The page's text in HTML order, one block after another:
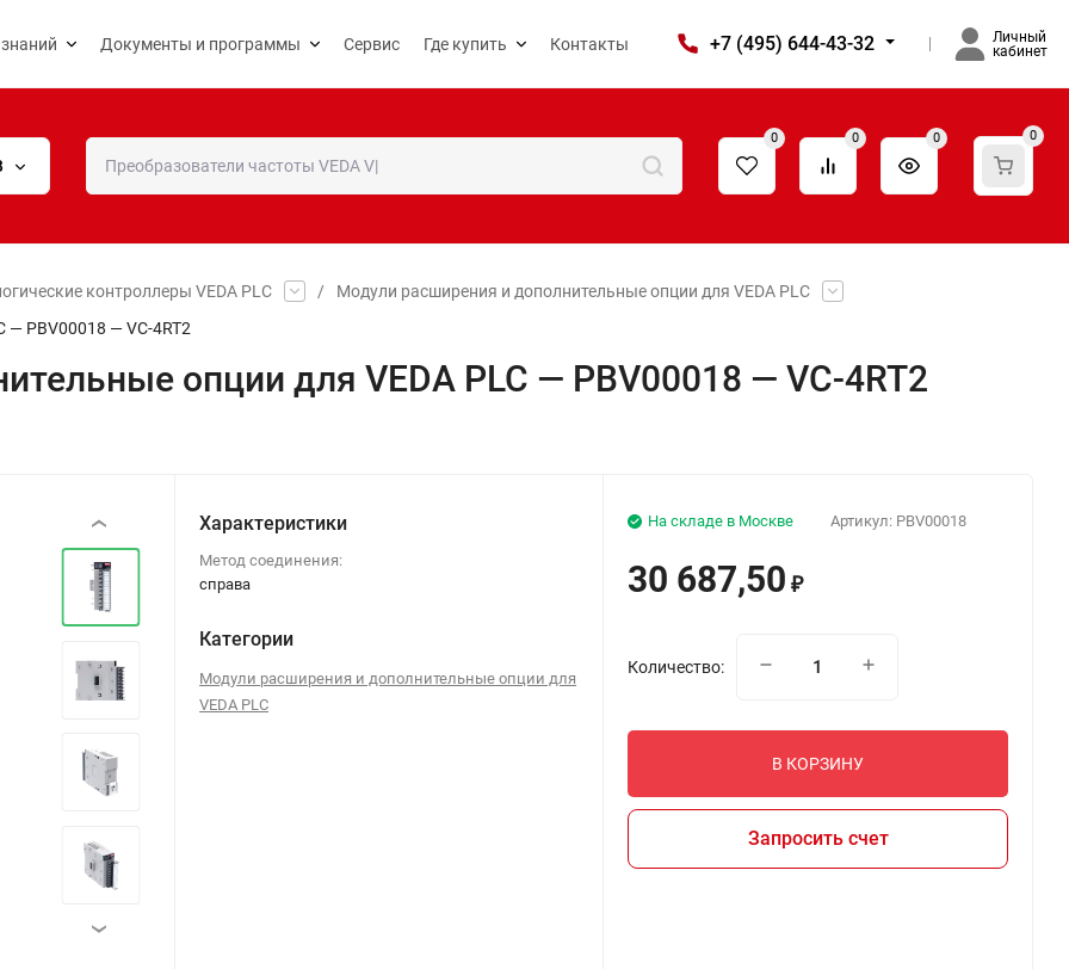
Документы и программы Сервис Где купить Контакты +7 (495) 644-43-32
Личный
кабинет
0 0 0 0
контроллеры VEDA PLC /
Модули расширения и дополнительные опции для VEDA PLC
— PBV00018 — VC-4RT2
опции для VEDA PLC — PBV00018 — VC-4RT2
‹
›
Характеристики
Метод соединения:
справа
Категории
Модули расширения и дополнительные опции для
VEDA PLC
Артикул: PBV00018
На складе в Москве
30 687,50 ₽
Количество:
В КОРЗИНУ
Запросить счет